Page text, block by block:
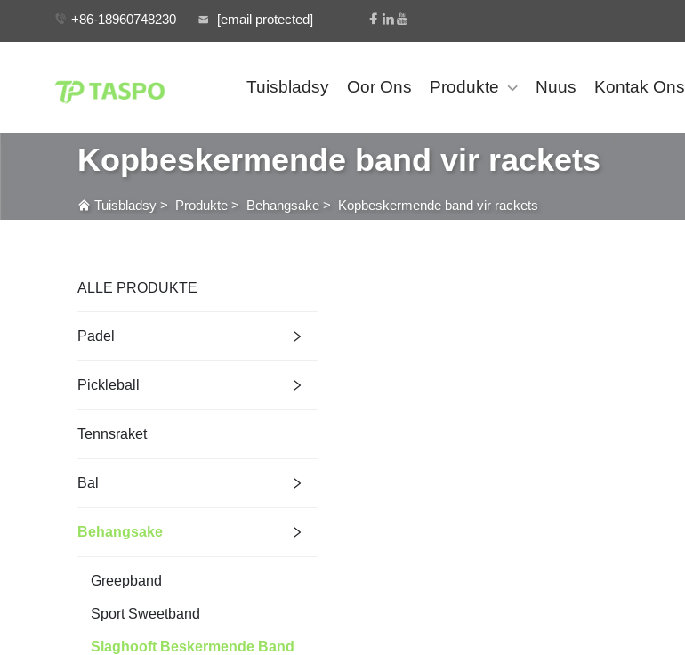
+86-18960748230 [email protected]
Tuisbladsy Oor Ons Produkte Nuus Kontak Ons
Kopbeskermende band vir rackets
Tuisbladsy > Produkte > Behangsake > Kopbeskermende band vir rackets
ALLE PRODUKTE
Padel
Pickleball
Tennsraket
Bal
Behangsake
Greepband
Sport Sweetband
Slaghooft Beskermende Band